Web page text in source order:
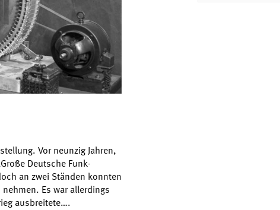
Vor neunzig Jahren,
Deutsche Funk-
an zwei Ständen konnten
Es war allerdings
ausbreitete….